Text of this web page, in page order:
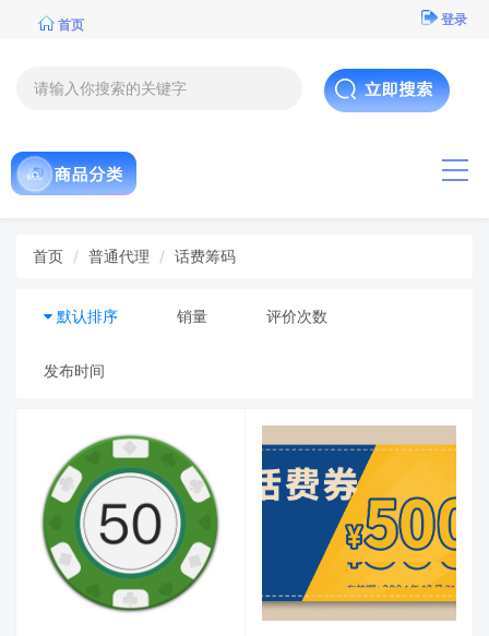
首页 登录
首页 普通代理 话费筹码
默认排序 销量 评价次数
发布时间